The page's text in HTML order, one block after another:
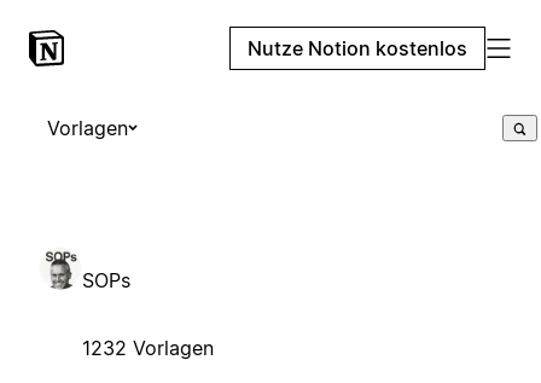
Nutze Notion kostenlos
Vorlagen
SOPs
1232 Vorlagen